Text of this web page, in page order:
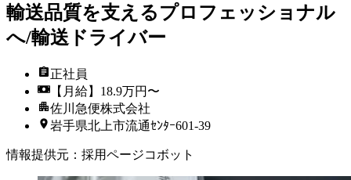
輸送品質を支えるプロフェッショナル
へ/輸送ドライバー
正社員
【月給】18.9万円〜
佐川急便株式会社
岩手県北上市流通ｾﾝﾀｰ601-39
情報提供元 ： 採用ページコボット